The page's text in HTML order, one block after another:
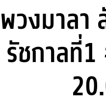
วงมาลา
รัชกาลที่